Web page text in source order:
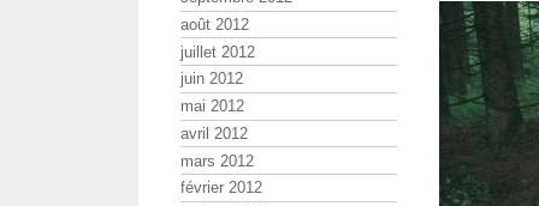
août 2012
juillet 2012
juin 2012
mai 2012
avril 2012
mars 2012
février 2012